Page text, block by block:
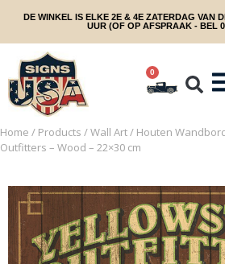
DE WINKEL IS ELKE 2E & 4E ZATERDAG VAN
UUR (OF OP AFSPRAAK - BEL
0
Home / Products /Wall Art/ Houten
Outfitters – Wood – 22×30 cm